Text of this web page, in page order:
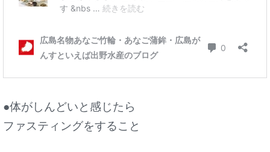
●体がしんどいと感じたら
ファスティングをすること